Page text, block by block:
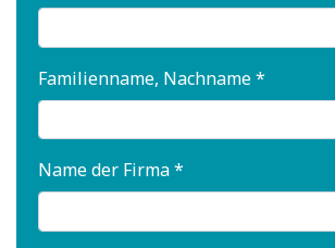
Familienname, Nachname *
Name der Firma *